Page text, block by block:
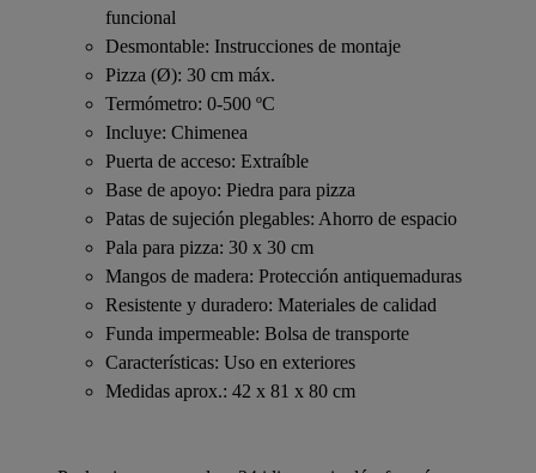
funcional
Desmontable: Instrucciones de montaje
Pizza (Ø): 30 cm máx.
Termómetro: 0-500 ºC
Incluye: Chimenea
Puerta de acceso: Extraíble
Base de apoyo: Piedra para pizza
Patas de sujeción plegables: Ahorro de espacio
Pala para pizza: 30 x 30 cm
Mangos de madera: Protección antiquemaduras
Resistente y duradero: Materiales de calidad
Funda impermeable: Bolsa de transporte
Características: Uso en exteriores
Medidas aprox.: 42 x 81 x 80 cm